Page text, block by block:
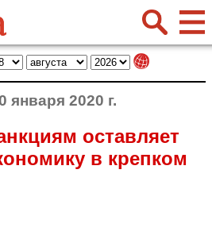
января 2020 г.
оставляет
в крепком